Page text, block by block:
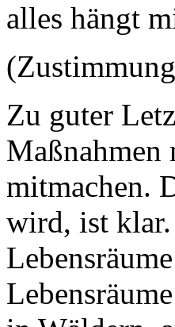
alles hängt
Zu guter
mitmachen.
wird, ist